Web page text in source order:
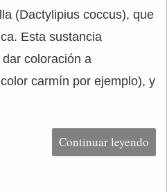
(Dactylipius coccus), que
Esta sustancia
coloración a
carmín por ejemplo), y
Continuar leyendo